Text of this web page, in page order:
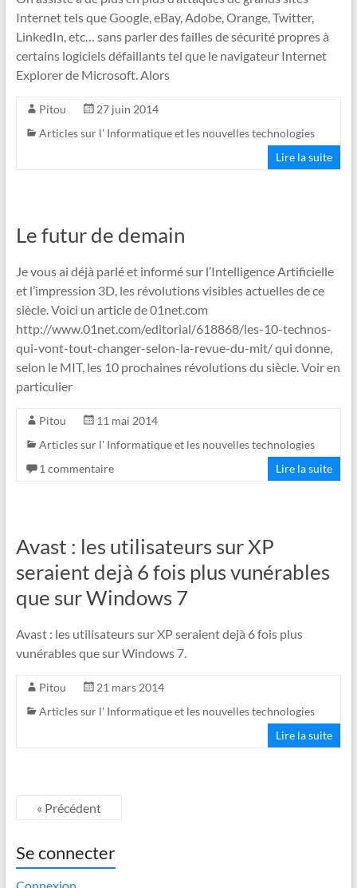
Internet tels que Google, eBay, Adobe, Orange, Twitter,
LinkedIn, etc… sans parler des failles de sécurité propres à
certains logiciels défaillants tel que le navigateur Internet
Explorer de Microsoft. Alors
Pitou
27 juin 2014
Articles sur l' Informatique et les nouvelles technologies
Lire la suite
Le futur de demain
Je vous ai déjà parlé et informé sur l’Intelligence Artificielle
et l’impression 3D, les révolutions visibles actuelles de ce
siècle. Voici un article de 01net.com
http://www.01net.com/editorial/618868/les-10-technos-
qui-vont-tout-changer-selon-la-revue-du-mit/ qui donne,
selon le MIT, les 10 prochaines révolutions du siècle. Voir en
particulier
Pitou
11 mai 2014
Articles sur l' Informatique et les nouvelles technologies
1 commentaire
Lire la suite
Avast : les utilisateurs sur XP
seraient dejà 6 fois plus vunérables
que sur Windows 7
Avast : les utilisateurs sur XP seraient dejà 6 fois plus
vunérables que sur Windows 7.
Pitou
21 mars 2014
Articles sur l' Informatique et les nouvelles technologies
Lire la suite
« Précédent
Se connecter